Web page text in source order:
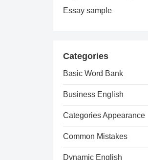
Essay sample
Categories
Basic Word Bank
Business English
Categories Appearance
Common Mistakes
Dynamic English